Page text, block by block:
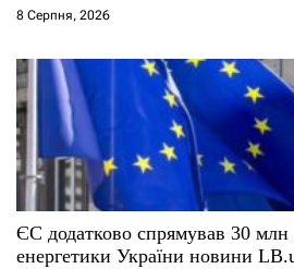
8 Серпня, 2026
ЄС додатково спрямував 30
енергетики України новини